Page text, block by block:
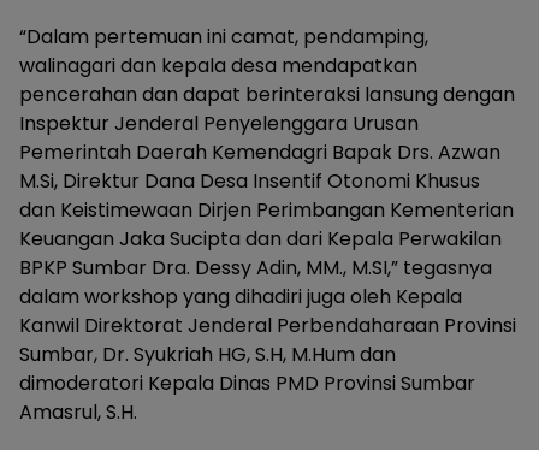
“Dalam pertemuan ini camat, pendamping,
walinagari dan kepala desa mendapatkan
pencerahan dan dapat berinteraksi lansung dengan
Inspektur Jenderal Penyelenggara Urusan
Pemerintah Daerah Kemendagri Bapak Drs. Azwan
M.Si, Direktur Dana Desa Insentif Otonomi Khusus
dan Keistimewaan Dirjen Perimbangan Kementerian
Keuangan Jaka Sucipta dan dari Kepala Perwakilan
BPKP Sumbar Dra. Dessy Adin, MM., M.SI,” tegasnya
dalam workshop yang dihadiri juga oleh Kepala
Kanwil Direktorat Jenderal Perbendaharaan Provinsi
Sumbar, Dr. Syukriah HG, S.H, M.Hum dan
dimoderatori Kepala Dinas PMD Provinsi Sumbar
Amasrul, S.H.